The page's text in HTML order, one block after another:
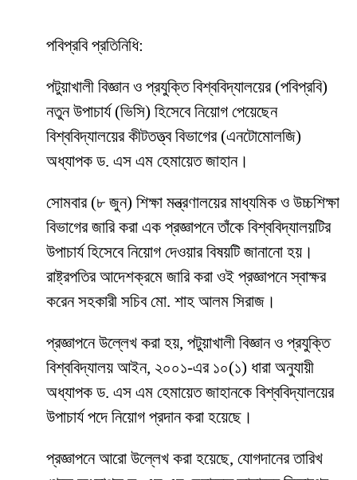
পবিপ্রবি প্রতিনিধি:
পটুয়াখালী বিজ্ঞান ও প্রযুক্তি বিশ্ববিদ্যালয়ের (পবিপ্রবি)
নতুন উপাচার্য (ভিসি) হিসেবে নিয়োগ পেয়েছেন
বিশ্ববিদ্যালয়ের কীটতত্ত্ব বিভাগের (এনটোমোলজি)
অধ্যাপক ড. এস এম হেমায়েত জাহান।
সোমবার (৮ জুন) শিক্ষা মন্ত্রণালয়ের মাধ্যমিক ও উচ্চশিক্ষা
বিভাগের জারি করা এক প্রজ্ঞাপনে তাঁকে বিশ্ববিদ্যালয়টির
উপাচার্য হিসেবে নিয়োগ দেওয়ার বিষয়টি জানানো হয়।
রাষ্ট্রপতির আদেশক্রমে জারি করা ওই প্রজ্ঞাপনে স্বাক্ষর
করেন সহকারী সচিব মো. শাহ আলম সিরাজ।
প্রজ্ঞাপনে উল্লেখ করা হয়, পটুয়াখালী বিজ্ঞান ও প্রযুক্তি
বিশ্ববিদ্যালয় আইন, ২০০১-এর ১০(১) ধারা অনুযায়ী
অধ্যাপক ড. এস এম হেমায়েত জাহানকে বিশ্ববিদ্যালয়ের
উপাচার্য পদে নিয়োগ প্রদান করা হয়েছে।
প্রজ্ঞাপনে আরো উল্লেখ করা হয়েছে, যোগদানের তারিখ